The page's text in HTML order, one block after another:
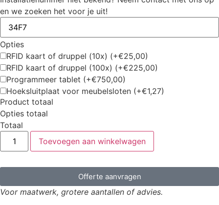
en we zoeken het voor je uit!
Opties
RFID kaart of druppel (10x) (+€25,00)
RFID kaart of druppel (100x) (+€225,00)
Programmeer tablet (+€750,00)
Hoeksluitplaat voor meubelsloten (+€1,27)
Product totaal
Opties totaal
Totaal
Toevoegen aan winkelwagen
Offerte aanvragen
Voor maatwerk, grotere aantallen of advies.